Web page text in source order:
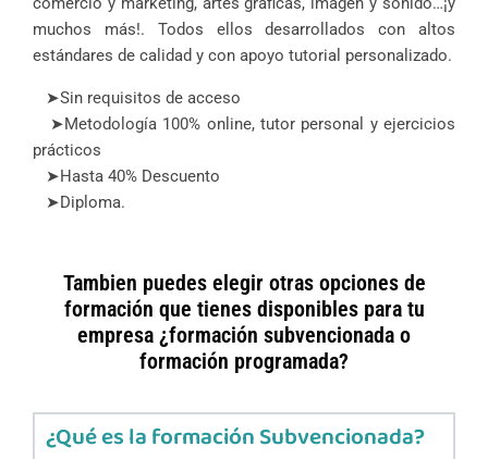
muchos más!. Todos ellos desarrollados con altos
estándares de calidad y con apoyo tutorial personalizado.
➤Sin requisitos de acceso
➤Metodología 100% online, tutor personal y ejercicios
prácticos
➤Hasta 40% Descuento
➤Diploma.
Tambien puedes elegir otras opciones de
formación que tienes disponibles para tu
empresa ¿formación subvencionada o
formación programada?
¿Qué es la formación Subvencionada?